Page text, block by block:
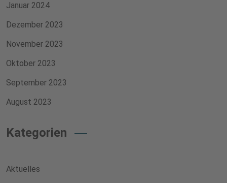
Januar 2024
Dezember 2023
November 2023
Oktober 2023
September 2023
August 2023
Kategorien
Aktuelles